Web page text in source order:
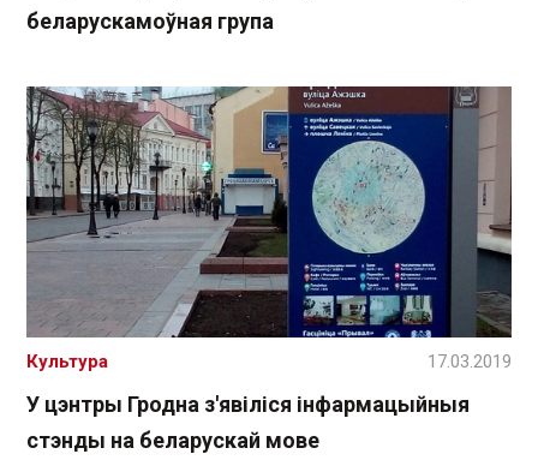
беларускамоўная група
У цэнтры Гродна з'явіліся інфармацыйныя
стэнды на беларускай мове
Культура 17.03.2019